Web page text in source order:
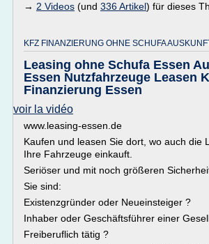
→ 2 Videos (und 336 Artikel) für dieses
KFZ FINANZIERUNG OHNE SCHUFA
Leasing ohne Schufa Essen
Essen Nutzfahrzeuge Leasen
Finanzierung Essen
voir la vidéo
www.leasing-essen.de
Kaufen und leasen Sie dort, wo auch die
Ihre Fahrzeuge einkauft.
Seriöser und mit noch größeren
Sie sind:
Existenzgründer oder Neueinsteiger ?
Inhaber oder Geschäftsführer einer
Freiberuflich tätig ?